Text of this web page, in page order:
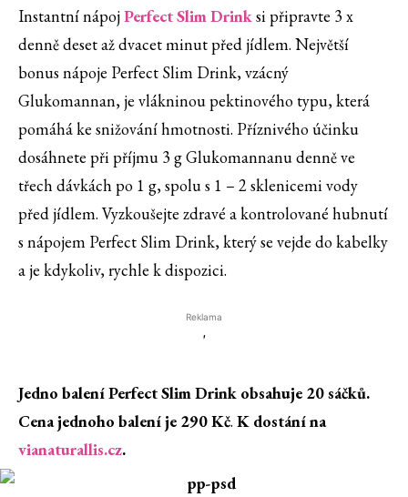
Instantní nápojPerfect Slim Drinksi připravte 3 x
denně deset až dvacet minut před jídlem. Největší
bonus nápoje Perfect Slim Drink, vzácný
Glukomannan, je vlákninou pektinového typu, která
pomáhá ke snižování hmotnosti. Příznivého účinku
dosáhnete při příjmu 3 g Glukomannanu denně ve
třech dávkách po 1 g, spolu s 1 – 2 sklenicemi vody
před jídlem. Vyzkoušejte zdravé a kontrolované hubnutí
s nápojem Perfect Slim Drink, který se vejde do kabelky
a je kdykoliv, rychle k dispozici.
Reklama
'
Jedno balení Perfect Slim Drink obsahuje 20 sáčků.
Cena jednoho balení je 290 Kč. K dostání na
vianaturallis.cz.